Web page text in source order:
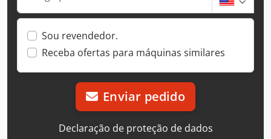
Sou revendedor.
Receba ofertas para máquinas similares
Enviar pedido
Declaração de proteção de dados